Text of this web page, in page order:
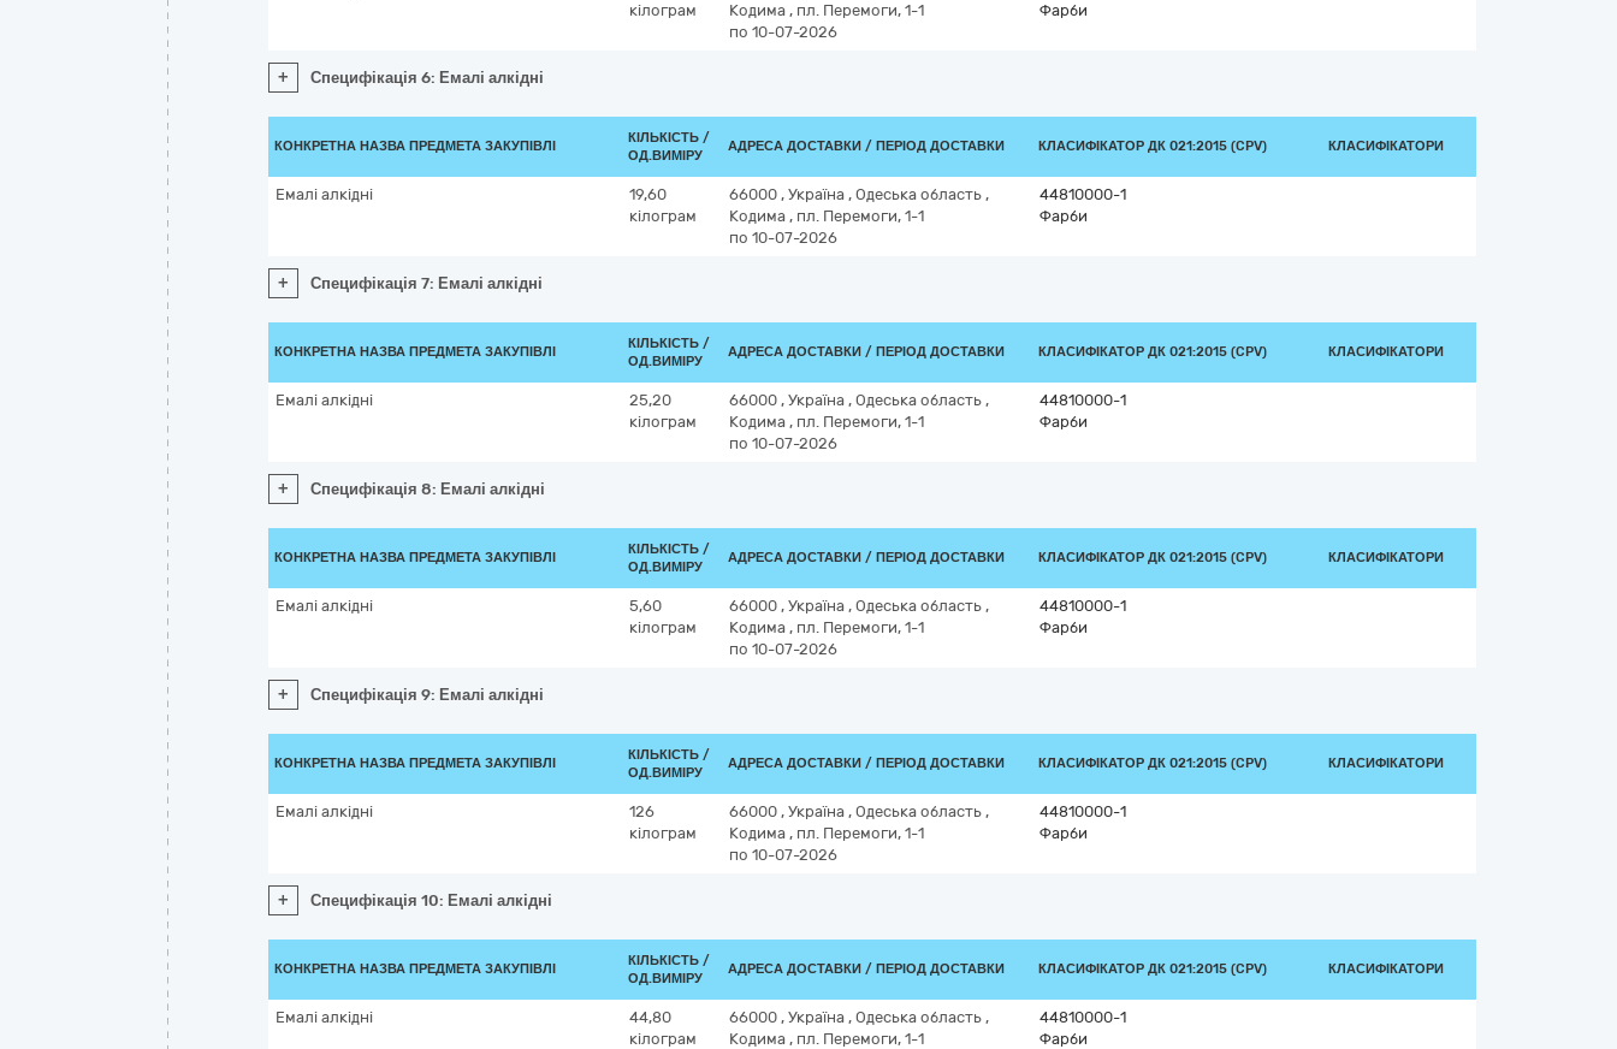
кілограм
Кодима , пл. Перемоги, 1-1
по 10-07-2026
Фарби
+ Специфікація 6: Емалі алкідні
КОНКРЕТНА НАЗВА ПРЕДМЕТА ЗАКУПІВЛІ
КІЛЬКІСТЬ /
ОД.ВИМІРУ
АДРЕСА ДОСТАВКИ / ПЕРІОД ДОСТАВКИ КЛАСИФІКАТОР ДК 021:2015 (CPV) КЛАСИФІКАТОРИ
Емалі алкідні
19,60
кілограм
66000 , Україна , Одеська область ,
Кодима , пл. Перемоги, 1-1
по 10-07-2026
44810000-1
Фарби
+ Специфікація 7: Емалі алкідні
КОНКРЕТНА НАЗВА ПРЕДМЕТА ЗАКУПІВЛІ
КІЛЬКІСТЬ /
ОД.ВИМІРУ
АДРЕСА ДОСТАВКИ / ПЕРІОД ДОСТАВКИ КЛАСИФІКАТОР ДК 021:2015 (CPV) КЛАСИФІКАТОРИ
Емалі алкідні
25,20
кілограм
66000 , Україна , Одеська область ,
Кодима , пл. Перемоги, 1-1
по 10-07-2026
44810000-1
Фарби
+ Специфікація 8: Емалі алкідні
КОНКРЕТНА НАЗВА ПРЕДМЕТА ЗАКУПІВЛІ
КІЛЬКІСТЬ /
ОД.ВИМІРУ
АДРЕСА ДОСТАВКИ / ПЕРІОД ДОСТАВКИ КЛАСИФІКАТОР ДК 021:2015 (CPV) КЛАСИФІКАТОРИ
Емалі алкідні
5,60
кілограм
66000 , Україна , Одеська область ,
Кодима , пл. Перемоги, 1-1
по 10-07-2026
44810000-1
Фарби
+ Специфікація 9: Емалі алкідні
КОНКРЕТНА НАЗВА ПРЕДМЕТА ЗАКУПІВЛІ
КІЛЬКІСТЬ /
ОД.ВИМІРУ
АДРЕСА ДОСТАВКИ / ПЕРІОД ДОСТАВКИ КЛАСИФІКАТОР ДК 021:2015 (CPV) КЛАСИФІКАТОРИ
Емалі алкідні
126
кілограм
66000 , Україна , Одеська область ,
Кодима , пл. Перемоги, 1-1
по 10-07-2026
44810000-1
Фарби
+ Специфікація 10: Емалі алкідні
КОНКРЕТНА НАЗВА ПРЕДМЕТА ЗАКУПІВЛІ
КІЛЬКІСТЬ /
ОД.ВИМІРУ
АДРЕСА ДОСТАВКИ / ПЕРІОД ДОСТАВКИ КЛАСИФІКАТОР ДК 021:2015 (CPV) КЛАСИФІКАТОРИ
Емалі алкідні
44,80
кілограм
66000 , Україна , Одеська область ,
Кодима , пл. Перемоги, 1-1
44810000-1
Фарби